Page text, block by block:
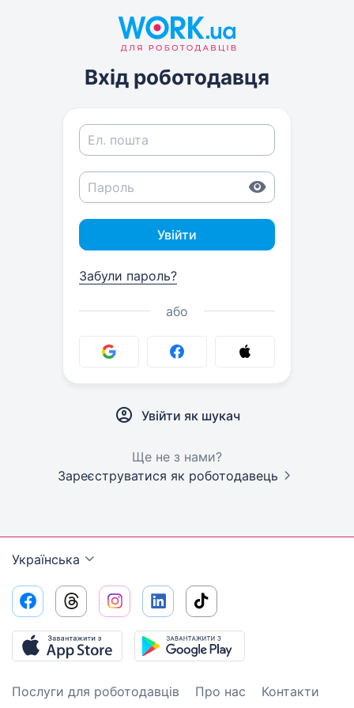
Вхід роботодавця
Увійти
Забули пароль?
або
Увійти як шукач
Ще не з нами?
Зареєструватися як роботодавець
Українська
Послуги для роботодавців Про нас
Контакти